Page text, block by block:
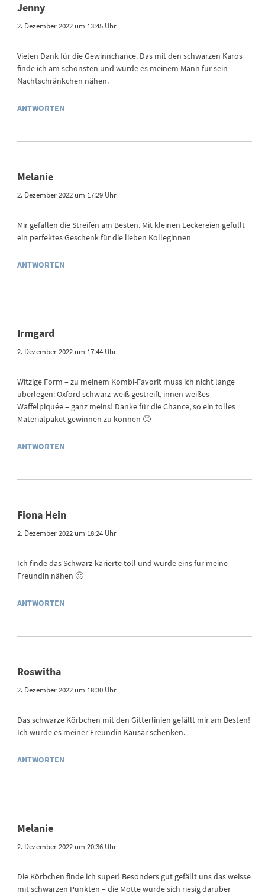
Jenny
2. Dezember 2022 um 13:45 Uhr
Vielen Dank für die Gewinnchance. Das mit den schwarzen Karos
finde ich am schönsten und würde es meinem Mann für sein
Nachtschränkchen nähen.
ANTWORTEN
Melanie
2. Dezember 2022 um 17:29 Uhr
Mir gefallen die Streifen am Besten. Mit kleinen Leckereien gefüllt
ein perfektes Geschenk für die lieben Kolleginnen
ANTWORTEN
Irmgard
2. Dezember 2022 um 17:44 Uhr
Witzige Form – zu meinem Kombi-Favorit muss ich nicht lange
überlegen: Oxford schwarz-weiß gestreift, innen weißes
Waffelpiquée – ganz meins! Danke für die Chance, so ein tolles
Materialpaket gewinnen zu können 🙂
ANTWORTEN
Fiona Hein
2. Dezember 2022 um 18:24 Uhr
Ich finde das Schwarz-karierte toll und würde eins für meine
Freundin nähen 🙂
ANTWORTEN
Roswitha
2. Dezember 2022 um 18:30 Uhr
Das schwarze Körbchen mit den Gitterlinien gefällt mir am Besten!
Ich würde es meiner Freundin Kausar schenken.
ANTWORTEN
Melanie
2. Dezember 2022 um 20:36 Uhr
Die Körbchen finde ich super! Besonders gut gefällt uns das weisse
mit schwarzen Punkten – die Motte würde sich riesig darüber